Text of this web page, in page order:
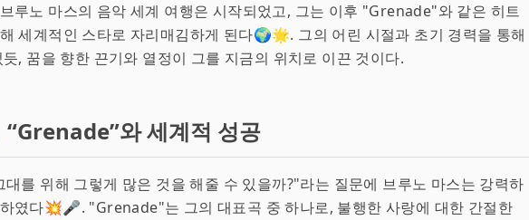
루노 마스의 음악 세계 여행은 시작되었고, 그는 이후 "Grenade"와 같은 히트
세계적인 스타로 자리매김하게 된다🌍🌟. 그의 어린 시절과 초기 경력을 통해
, 꿈을 향한 끈기와 열정이 그를 지금의 위치로 이끈 것이다.
“Grenade”와 세계적 성공
대를 위해 그렇게 많은 것을 해줄 수 있을까?"라는 질문에 브루노 마스는 강력하
였다💥🎤. "Grenade"는 그의 대표곡 중 하나로, 불행한 사랑에 대한 간절한